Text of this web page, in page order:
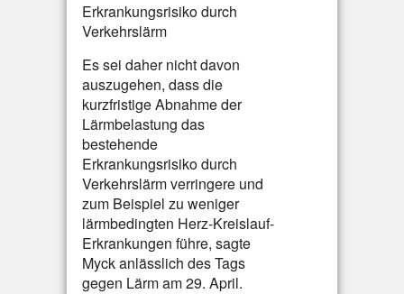
Erkrankungsrisiko durch
Verkehrslärm
Es sei daher nicht davon
auszugehen, dass die
kurzfristige Abnahme der
Lärmbelastung das
bestehende
Erkrankungsrisiko durch
Verkehrslärm verringere und
zum Beispiel zu weniger
lärmbedingten Herz-Kreislauf-
Erkrankungen führe, sagte
Myck anlässlich des Tags
gegen Lärm am 29. April.